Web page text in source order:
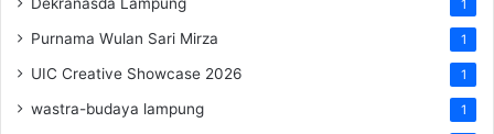
Dekranasda Lampung 1
Purnama Wulan Sari Mirza 1
UIC Creative Showcase 2026 1
wastra-budaya lampung 1